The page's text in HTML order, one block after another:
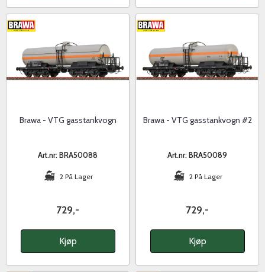
Brawa - VTG gasstankvogn
Art.nr: BRA50088
2 På Lager
729,-
Kjøp
Brawa - VTG gasstankvogn #2
Art.nr: BRA50089
2 På Lager
729,-
Kjøp